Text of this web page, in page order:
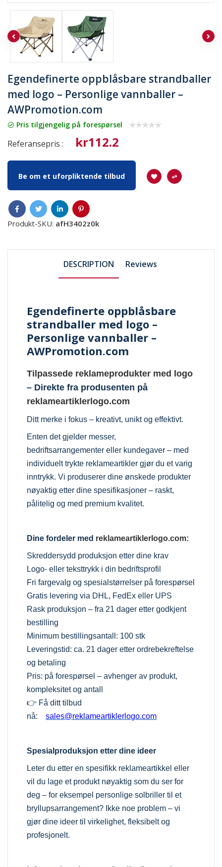
Egendefinerte oppblåsbare strandballer
med logo – Personlige vannballer –
AWPromotion.com
Pris tilgjengelig på forespørsel
Referansepris : kr112.2
Be om et uforpliktende tilbud
Produkt-SKU: afH3402z0k
DESCRIPTION Reviews
Egendefinerte oppblåsbare
strandballer med logo –
Personlige vannballer –
AWPromotion.com
Tilpassede reklameprodukter med logo
– Direkte fra produsenten på
reklameartiklerlogo.com
Ditt merke i fokus – kreativt, unikt og effektivt.
Enten det gjelder messer,
bedriftsarrangementer eller kundegaver – med
individuelt trykte reklameartikler gjør du et varig
inntrykk. Vi produserer dine ønskede produkter
nøyaktig etter dine spesifikasjoner – raskt,
pålitelig og med premium kvalitet.
Dine fordeler med reklameartiklerlogo.com:
Skreddersydd produksjon etter dine krav
Logo- eller teksttrykk i din bedriftsprofil
Fri fargevalg og spesialstørrelser på forespørsel
Gratis levering via DHL, FedEx eller UPS
Rask produksjon – fra 21 dager etter godkjent
bestilling
Minimum bestillingsantall: 100 stk
Leveringstid: ca. 21 dager etter ordrebekreftelse
og betaling
Pris: på forespørsel – avhenger av produkt,
kompleksitet og antall
👉 Få ditt tilbud
nå:
sales@reklameartiklerlogo.com
Spesialproduksjon etter dine ideer
Leter du etter en spesifikk reklameartikkel eller
vil du lage et produkt nøyaktig som du ser for
deg – for eksempel personlige solbriller til et
bryllupsarrangement? Ikke noe problem – vi
gjør dine ideer til virkelighet, fleksibelt og
profesjonelt.